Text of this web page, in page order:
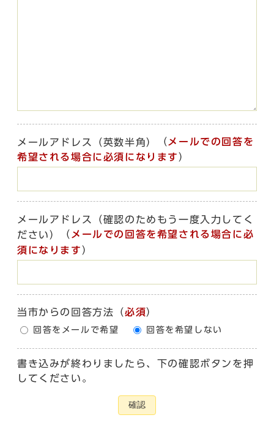
メールアドレス（英数半角） （ メールでの回答を
希望される場合に必須になります ）
メールアドレス（確認のためもう一度入力してく
ださい）
（ メールでの回答を希望される場合に必
須になります ）
当市からの回答方法 （必須）
回答をメールで希望 回答を希望しない
書き込みが終わりましたら、下の確認ボタンを押
してください。
確認